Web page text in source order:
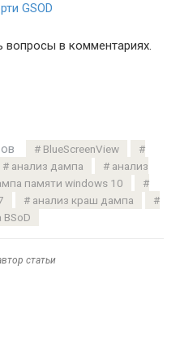
GSOD
вопросы в комментариях.
BlueScreenView
анализ дампа
анализ
памяти windows 10
анализ краш дампа
BSoD
статьи